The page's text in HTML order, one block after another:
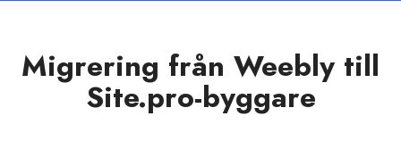
Migrering från Weebly till
Site.pro-byggare